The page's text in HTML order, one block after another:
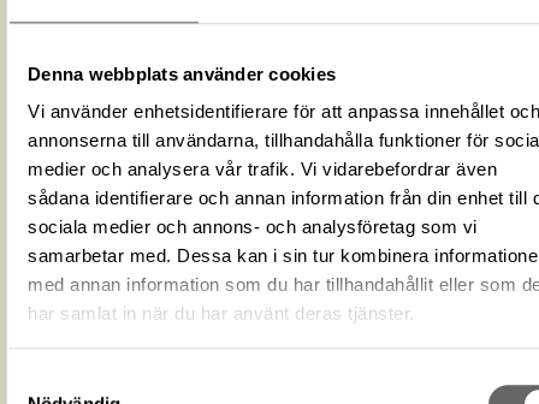
Denna webbplats använder cookies
Vi använder enhetsidentifierare för att anpassa innehållet och
annonserna till användarna, tillhandahålla funktioner för
medier och analysera vår trafik. Vi vidarebefordrar även
sådana identifierare och annan information från din enhet till
sociala medier och annons- och analysföretag som vi
samarbetar med. Dessa kan i sin tur kombinera
med annan information som du har tillhandahållit eller som
har samlat in när du har använt deras tjänster.
Förmålsbenämning
Kärl
Fragment
Föremålsnummer 117862_HST
Mediatyp
image/tiff
ID‑nummer
B79F27DE-FE82-48EE-A3F8-
Fotograf
Historiska museet
Fotodatum 2003-03-01
Ange gärna upphovsperson om denne